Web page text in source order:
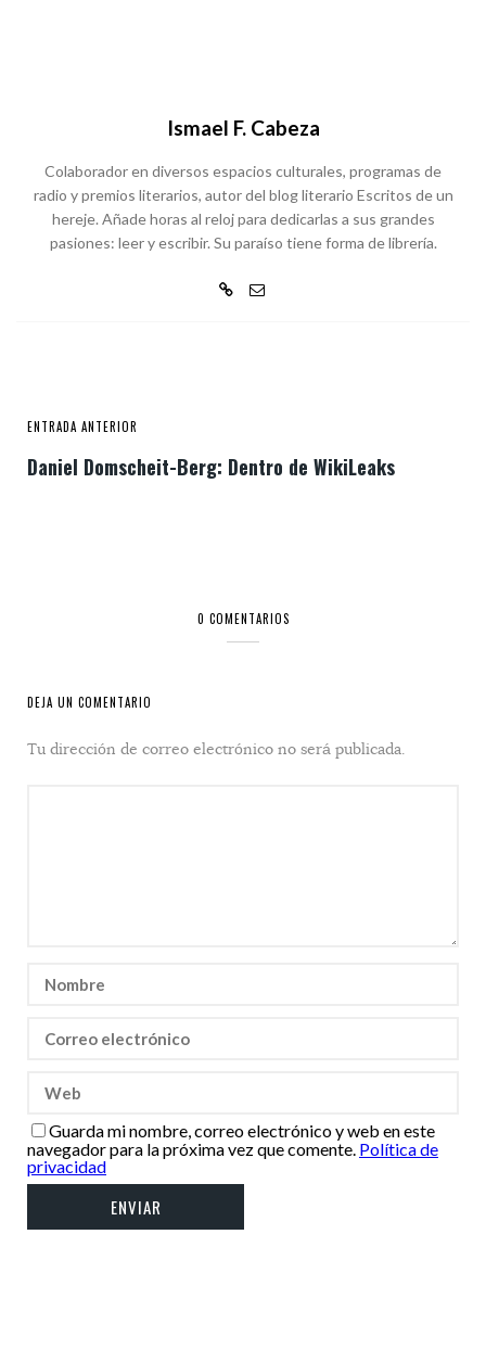
Ismael F. Cabeza
Colaborador en diversos espacios culturales, programas de
radio y premios literarios, autor del blog literario Escritos de un
hereje. Añade horas al reloj para dedicarlas a sus grandes
pasiones: leer y escribir. Su paraíso tiene forma de librería.
ENTRADA ANTERIOR
Daniel Domscheit-Berg: Dentro de WikiLeaks
0 COMENTARIOS
DEJA UN COMENTARIO
Tu dirección de correo electrónico no será publicada.
Guarda mi nombre, correo electrónico y web en este
navegador para la próxima vez que comente. Política de
privacidad